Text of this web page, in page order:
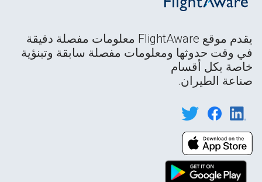
يقدم موقع FlightAware معلومات مفصلة دقيقة
في وقت حدوثها ومعلومات مفصلة سابقة وتبنؤية
خاصة بكل أقسام
صناعة الطيران.